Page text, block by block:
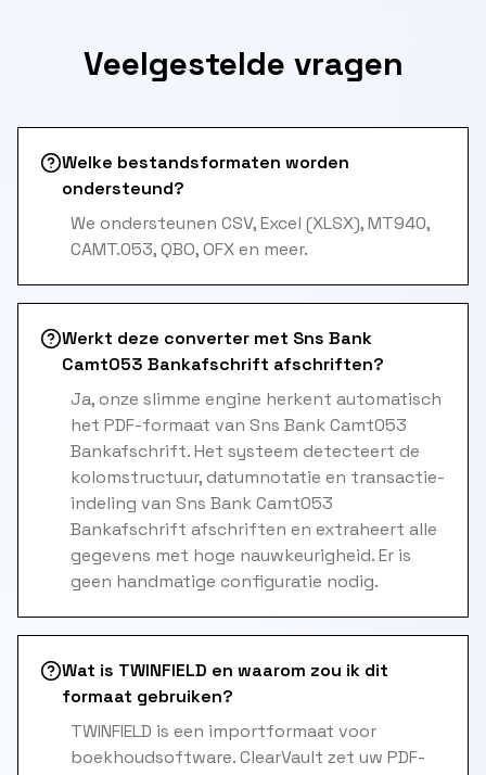
Veelgestelde vragen
Welke bestandsformaten worden
ondersteund?
We ondersteunen CSV, Excel (XLSX), MT940,
CAMT.053, QBO, OFX en meer.
Werkt deze converter met Sns Bank
Camt053 Bankafschrift afschriften?
Ja, onze slimme engine herkent automatisch
het PDF-formaat van Sns Bank Camt053
Bankafschrift. Het systeem detecteert de
kolomstructuur, datumnotatie en transactie-
indeling van Sns Bank Camt053
Bankafschrift afschriften en extraheert alle
gegevens met hoge nauwkeurigheid. Er is
geen handmatige configuratie nodig.
Wat is TWINFIELD en waarom zou ik dit
formaat gebruiken?
TWINFIELD is een importformaat voor
boekhoudsoftware. ClearVault zet uw PDF-